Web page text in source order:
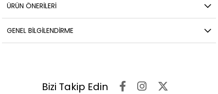
ÜRÜN ÖNERILERI
GENEL BILGILENDIRME
Bizi Takip Edin